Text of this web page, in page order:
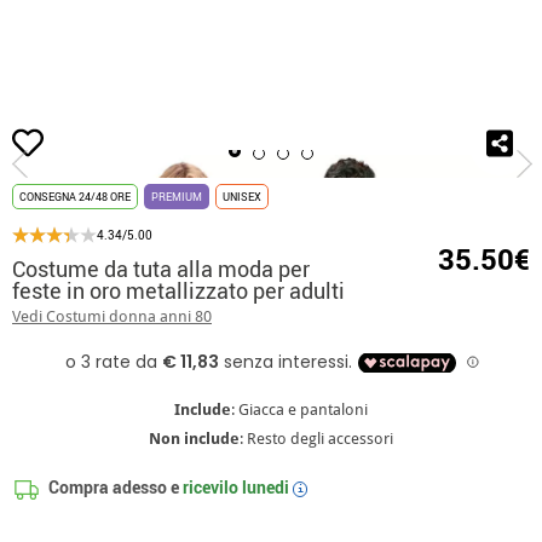
Inizio Costume da tuta alla moda per feste in
CONSEGNA 24/48 ORE PREMIUM UNISEX
4.34/5.00
Costume da tuta alla moda per
feste in oro metallizzato per adulti
Vedi Costumi donna anni 80
35.50€
Include: Giacca e pantaloni
Non include: Resto degli accessori
Compra adesso ericevilolunedi i